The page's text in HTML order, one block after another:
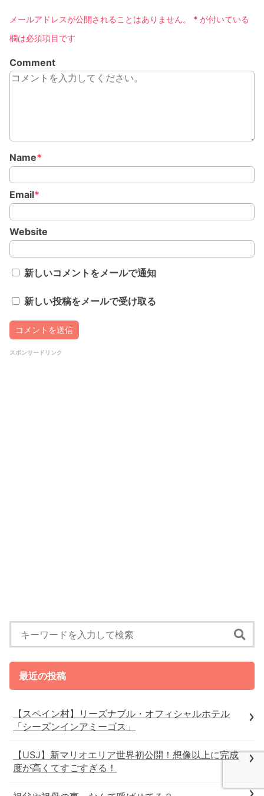
メールアドレスが公開されることはありません。 * が付いている
欄は必須項目です
Comment
Name*
Email*
Website
新しいコメントをメールで通知
新しい投稿をメールで受け取る
スポンサードリンク
最近の投稿
【スペイン村】リーズナブル・オフィシャルホテル
「シーズンインアミーゴス」
【USJ】新マリオエリア世界初公開！想像以上に完成
度が高くてすごすぎる！